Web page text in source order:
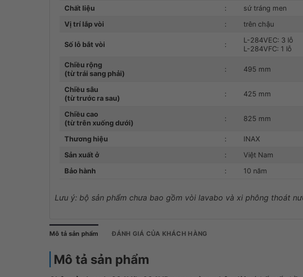
Chất liệu
:
sứ tráng men
Vị trí lắp vòi
: trên chậu
Số lỗ bắt vòi :
L-284VEC: 3 lỗ
L-284VFC: 1 lỗ
Chiều rộng
(từ trái sang phải)
: 495 mm
Chiều sâu
(từ trước ra sau)
: 425 mm
Chiều cao
(từ trên xuống dưới)
: 825 mm
Thương hiệu :
INAX
Sản xuất ở
:
Việt Nam
Bảo hành
: 10 năm
Lưu ý: bộ sản phẩm chưa bao gồm vòi lavabo và xi phông thoát
Mô tả sản phẩm ĐÁNH GIÁ CỦA KHÁCH HÀNG
Mô tả sản phẩm